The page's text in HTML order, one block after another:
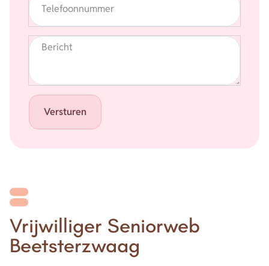
Telefoonnummer
Bericht
Versturen
Vrijwilliger Seniorweb
Beetsterzwaag